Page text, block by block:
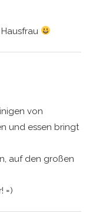
von
und essen bringt
auf den großen
=)